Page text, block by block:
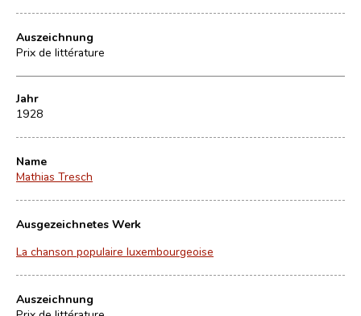
Auszeichnung
Prix de littérature
Jahr
1928
Name
Mathias Tresch
Ausgezeichnetes Werk
La chanson populaire luxembourgeoise
Auszeichnung